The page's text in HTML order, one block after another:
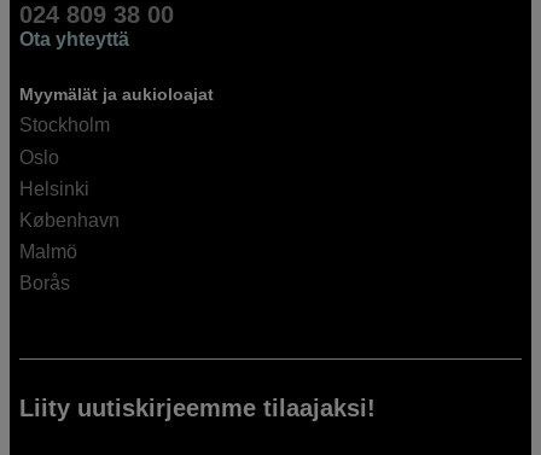
024 809 38 00
Ota yhteyttä
Myymälät ja aukioloajat
Stockholm
Oslo
Helsinki
København
Malmö
Borås
Liity uutiskirjeemme tilaajaksi!